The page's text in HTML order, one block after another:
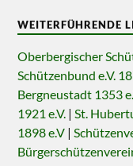
WEITERFÜHRENDE
Oberbergischer
Schützenbund e.V.
Bergneustadt 1353
1921 e.V. |St.
1898 e.V |